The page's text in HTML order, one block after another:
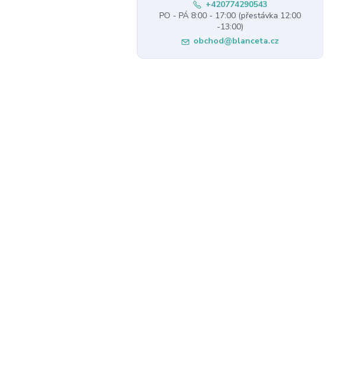
+420774290543
PO - PÁ 8:00 - 17:00 (přestávka 12:00
-13:00)
obchod@blanceta.cz